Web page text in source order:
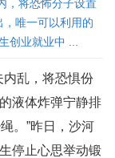
，将恐怖分子设置
唯一可以利用的
创业就业中 ...
乱，将恐惧份
液体炸弹宁静排
。”昨日，沙河
停止心思举动锻